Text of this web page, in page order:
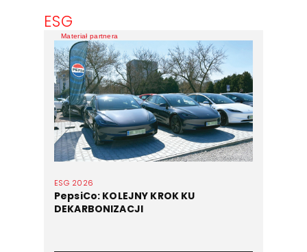
ESG
ESG 2026
PepsiCo: KOLEJNY KROK KU
DEKARBONIZACJI
Materiał partnera